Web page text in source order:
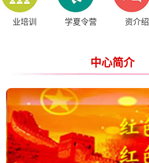
业培训 学夏令营 资介绍
中心简介